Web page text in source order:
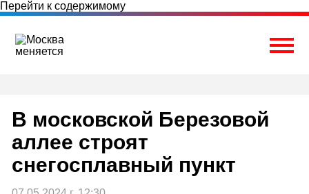
Перейти к содержимому
В московской Березовой
аллее строят
снегосплавный пункт